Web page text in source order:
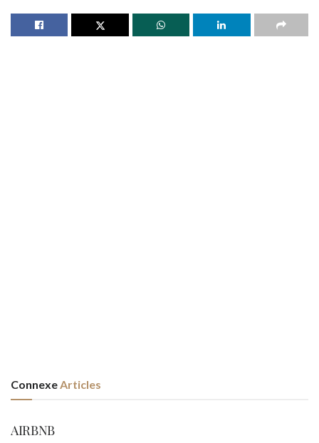
ConnexeArticles
EVASION
AIRBNB